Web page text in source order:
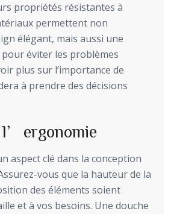
propriétés résistantes à
permettent non
élégant, mais aussi une
pour éviter les problèmes
plus sur l’importance de
à prendre des décisions
l’ergonomie
aspect clé dans la conception
vous que la hauteur de la
des éléments soient
et à vos besoins. Une douche